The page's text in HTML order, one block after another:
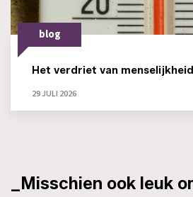
blog
Het verdriet van menselijkheid
29 JULI 2026
_Misschien ook leuk